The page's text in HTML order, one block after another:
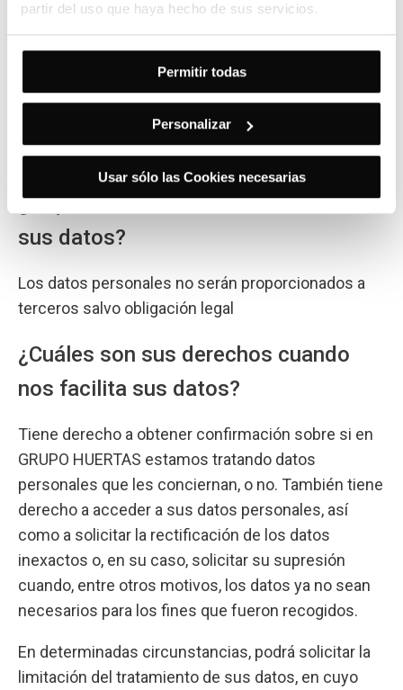
partir del uso que haya hecho de sus servicios.
Permitir todas
Personalizar
Usar sólo las Cookies necesarias
interés legítimo para contestar una solicitud directa
que usted nos realiza.
El mantenimiento de la relación comercial, así
como el envío de información a través de medios
electrónicos o físicos, está basado en el
consentimiento que se le solicita.
¿A qué destinatarios se comunicarán
sus datos?
Los datos personales no serán proporcionados a
terceros salvo obligación legal
¿Cuáles son sus derechos cuando
nos facilita sus datos?
Tiene derecho a obtener confirmación sobre si en
GRUPO HUERTAS estamos tratando datos
personales que les conciernan, o no. También tiene
derecho a acceder a sus datos personales, así
como a solicitar la rectificación de los datos
inexactos o, en su caso, solicitar su supresión
cuando, entre otros motivos, los datos ya no sean
necesarios para los fines que fueron recogidos.
En determinadas circunstancias, podrá solicitar la
limitación del tratamiento de sus datos, en cuyo